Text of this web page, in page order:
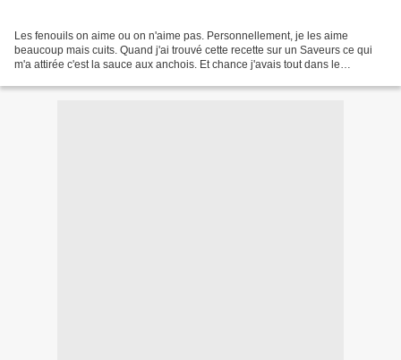
Les fenouils on aime ou on n'aime pas. Personnellement, je les aime
beaucoup mais cuits. Quand j'ai trouvé cette recette sur un Saveurs ce qui
m'a attirée c'est la sauce aux anchois. Et chance j'avais tout dans le